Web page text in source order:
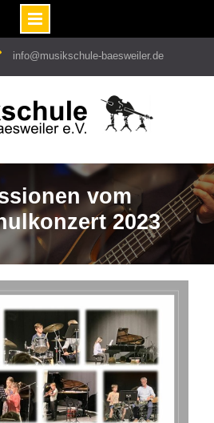
info@musikschule-baesweiler.de
vom
2023